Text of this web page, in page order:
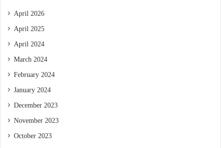
April 2026
April 2025
April 2024
March 2024
February 2024
January 2024
December 2023
November 2023
October 2023